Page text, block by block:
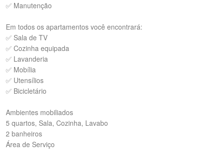
✅ Manutenção
Em todos os apartamentos você encontrará:
✅ Sala de TV
✅ Cozinha equipada
✅ Lavanderia
✅ Mobília
✅ Utensílios
✅ Bicicletário
Ambientes mobiliados
5 quartos, Sala, Cozinha, Lavabo
2 banheiros
Área de Serviço